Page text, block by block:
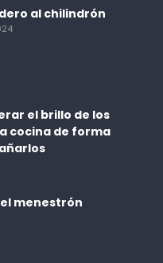
al chilindrón
el brillo de los
cocina de forma
menestrón